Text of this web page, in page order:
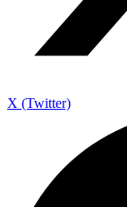
X (Twitter)